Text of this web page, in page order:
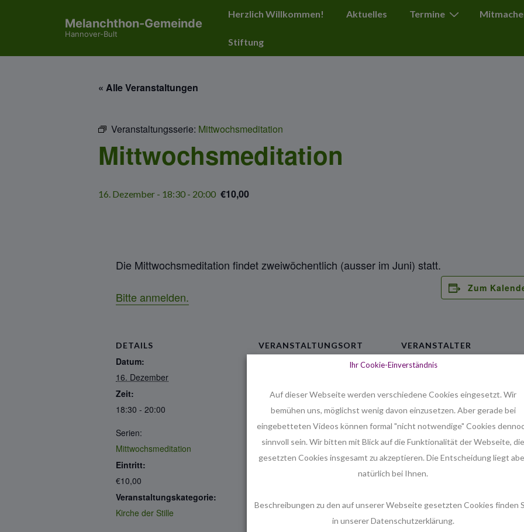
Melanchthon-Gemeinde
Hannover-Bult
Herzlich Willkommen! Aktuelles Termine
Stiftung
« Alle Veranstaltungen
Veranstaltungsserie: Mittwochsmeditation
Mittwochsmeditation
16. Dezember - 18:30 - 20:00 €10,00
Die Mittwochsmeditation findet zweiwöchentlich (ausser im Juni) statt.
Bitte anmelden.
Zum
DETAILS
Datum:
16. Dezember
Zeit:
18:30 - 20:00
Serien:
Mittwochsmeditation
Eintritt:
€10,00
Veranstaltungskategorie:
Kirche der Stille
VERANSTALTUNGSORT
Hannover, 30173 Deutschland
Google Karte anzeigen
Telefon
0511 / 813551
VERANSTALTER
Christine Tergau-Harms
Ihr Cookie-Einverständnis
Auf dieser Webseite werden verschiedene Cookies eingesetzt. Wir
bemühen uns, möglichst wenig davon einzusetzen. Aber gerade bei
eingebetteten Videos können formal "nicht notwendige" Cookies
sinnvoll sein. Wir bitten mit Blick auf die Funktionalität der Webseite, die
gesetzten Cookies insgesamt zu akzeptieren. Die Entscheidung liegt
natürlich bei Ihnen.
Beschreibungen zu den auf unserer Webseite gesetzten Cookies finden
in unserer Datenschutzerklärung.